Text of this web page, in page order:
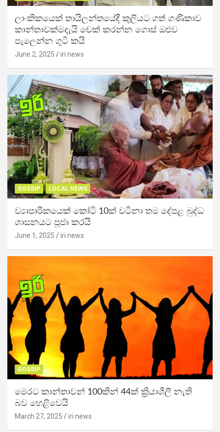
ලාංකිකයෙක් තායිලන්තයේදී කුලියට ගත් ගණිකාව
කාන්තාවක්මදැයි චෙක් කරන්න ගොස් ඔළුව
පැලෙන්න ගුටි කයි
June 2, 2025 iri news
GOSSIP LOCAL NEWS
ව්‍යාපාරිකයෙක් කෝටි 10ක් වටිනා තම දේපළ බුද්ධ
ශාසනයට පූජා කරයි
June 1, 2025 iri news
GOSSIP
මෙරට කාන්තාවන් 100කින් 44ක් ක්‍රියාශීලී නැති
බව හෙළිවෙයි
March 27, 2025 iri news